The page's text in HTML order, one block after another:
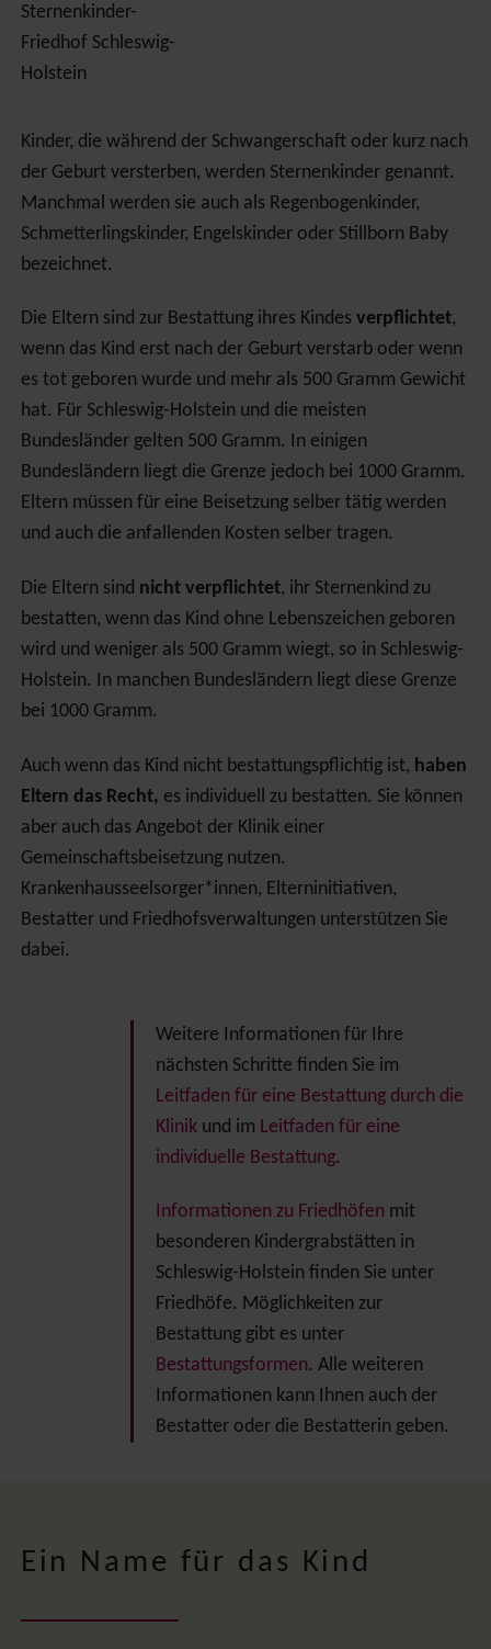
Kinder, die während der Schwangerschaft oder kurz nach
der Geburt versterben, werden Sternenkinder genannt.
Manchmal werden sie auch als Regenbogenkinder,
Schmetterlingskinder, Engelskinder oder Stillborn Baby
bezeichnet.
Die Eltern sind zur Bestattung ihres Kindes verpflichtet,
wenn das Kind erst nach der Geburt verstarb oder wenn
es tot geboren wurde und mehr als 500 Gramm Gewicht
hat. Für Schleswig-Holstein und die meisten
Bundesländer gelten 500 Gramm. In einigen
Bundesländern liegt die Grenze jedoch bei 1000 Gramm.
Eltern müssen für eine Beisetzung selber tätig werden
und auch die anfallenden Kosten selber tragen.
Die Eltern sind nicht verpflichtet, ihr Sternenkind zu
bestatten, wenn das Kind ohne Lebenszeichen geboren
wird und weniger als 500 Gramm wiegt, so in Schleswig-
Holstein. In manchen Bundesländern liegt diese Grenze
bei 1000 Gramm.
Auch wenn das Kind nicht bestattungspflichtig ist, haben
Eltern das Recht, es individuell zu bestatten. Sie können
aber auch das Angebot der Klinik einer
Gemeinschaftsbeisetzung nutzen.
Krankenhausseelsorger*innen, Elterninitiativen,
Bestatter und Friedhofsverwaltungen unterstützen Sie
dabei.
Weitere Informationen für Ihre
nächsten Schritte finden Sie im
Leitfaden für eine Bestattung durch die
Klinikund im Leitfaden für eine
individuelle Bestattung.
Informationen zu Friedhöfen mit
besonderen Kindergrabstätten in
Schleswig-Holstein finden Sie unter
Friedhöfe. Möglichkeiten zur
Bestattung gibt es unter
Bestattungsformen. Alle weiteren
Informationen kann Ihnen auch der
Bestatter oder die Bestatterin geben.
Ein Name für das Kind